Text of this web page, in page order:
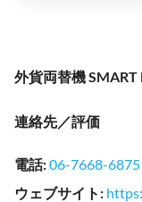
外貨両替機
連絡先／評価
電話:06-7668-6875
ウェブサイト :